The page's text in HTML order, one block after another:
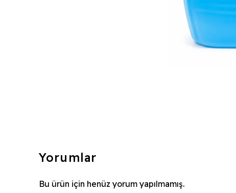
Yorumlar
Bu ürün için henüz yorum yapılmamış.